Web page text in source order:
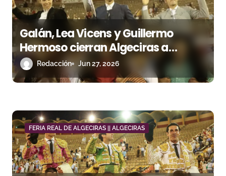
n
t
r
a
a
s
Galán, Lea Vicens y Guillermo
Hermoso cierran Algeciras a
hombros en una tarde triunfal de
rejones
Redacción Jun 27, 2026
FERIA REAL DE ALGECIRAS || ALGECIRAS